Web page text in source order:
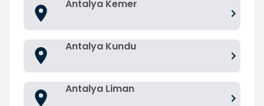
Antalya Kemer
Antalya Kundu
Antalya Liman